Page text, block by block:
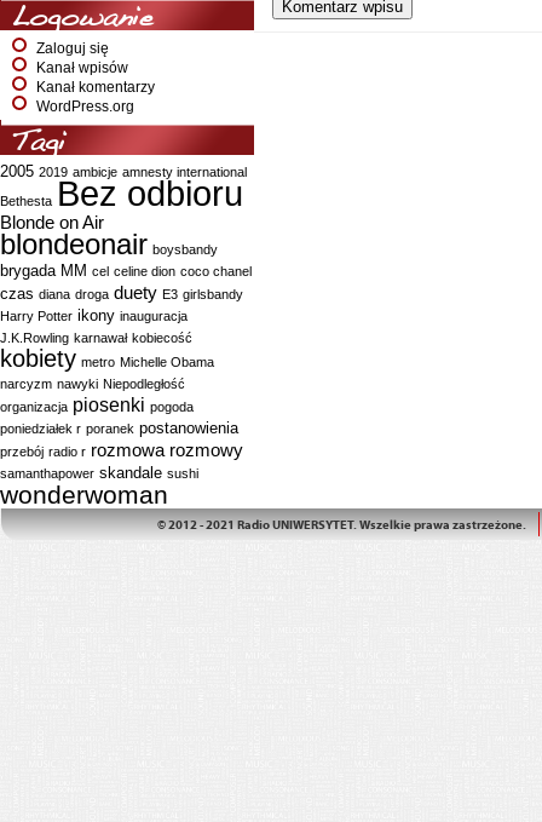
Logowanie
Zaloguj się
Kanał wpisów
Kanał komentarzy
WordPress.org
Tagi
2005 2019 ambicje amnesty international
Bethesta Bez odbioru
Blonde on Air
blondeonair boysbandy
brygada MM cel celine dion coco chanel
czas diana droga duety E3 girlsbandy
Harry Potter ikony inauguracja
J.K.Rowling karnawał kobiecość
kobiety metro Michelle Obama
narcyzm nawyki Niepodległość
organizacja piosenki pogoda
poniedziałek r poranek postanowienia
przebój radio r rozmowa rozmowy
samanthapower skandale sushi
wonderwoman
© 2012 - 2021 Radio UNIWERSYTET. Wszelkie prawa zastrzeżone.